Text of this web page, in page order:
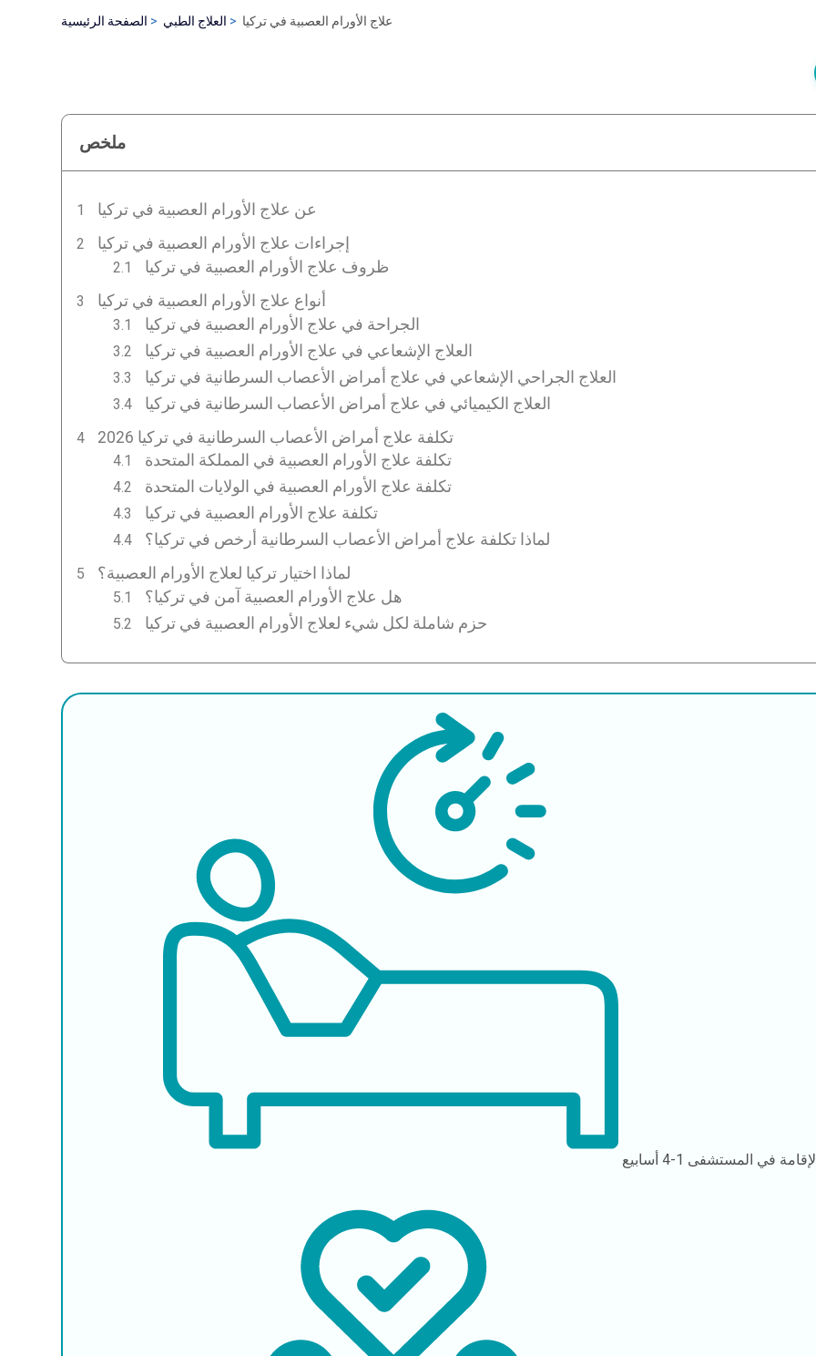
الصفحة الرئيسية العلاج الطبي علاج الأورام العصبية في تركيا
ملخص
عن علاج الأورام العصبية في تركيا
إجراءات علاج الأورام العصبية في تركيا
ظروف علاج الأورام العصبية في تركيا
أنواع علاج الأورام العصبية في تركيا
الجراحة في علاج الأورام العصبية في تركيا
العلاج الإشعاعي في علاج الأورام العصبية في تركيا
العلاج الجراحي الإشعاعي في علاج أمراض الأعصاب السرطانية في تركيا
العلاج الكيميائي في علاج أمراض الأعصاب السرطانية في تركيا
تكلفة علاج أمراض الأعصاب السرطانية في تركيا 2026
تكلفة علاج الأورام العصبية في المملكة المتحدة
تكلفة علاج الأورام العصبية في الولايات المتحدة
تكلفة علاج الأورام العصبية في تركيا
لماذا تكلفة علاج أمراض الأعصاب السرطانية أرخص في تركيا؟
لماذا اختيار تركيا لعلاج الأورام العصبية؟
هل علاج الأورام العصبية آمن في تركيا؟
حزم شاملة لكل شيء لعلاج الأورام العصبية في تركيا
في المستشفى 1-4 أسابيع